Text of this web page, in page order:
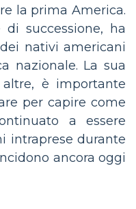
la prima America.
successione, ha
nativi americani
nazionale. La sua
è importante
per capire come
a essere
intraprese durante
ancora oggi